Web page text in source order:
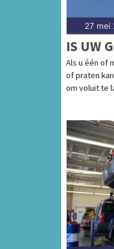
27 mei
IS UW
Als u één of
of praten
om voluit te